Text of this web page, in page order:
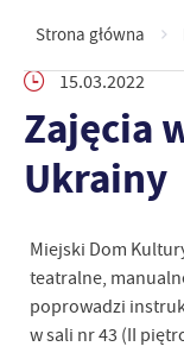
Strona główna
15.03.2022
Zajęcia
Ukrainy
Miejski Dom
teatralne,
poprowadzi
w sali nr 43 (II